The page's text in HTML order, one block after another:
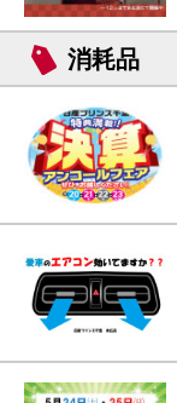
消耗品